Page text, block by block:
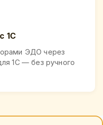
1С
ЭДО через
1С — без ручного